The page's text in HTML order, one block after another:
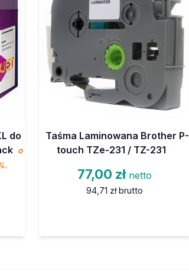
do
o
Taśma Laminowana Brother P-
touch TZe-231 / TZ-231
77,00 zł netto
94,71 zł brutto